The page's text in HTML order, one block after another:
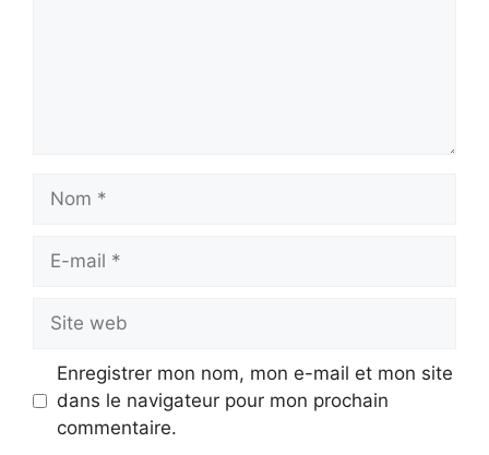
Nom
Site
web
Enregistrer mon nom, mon e-mail et mon site
dans le navigateur pour mon prochain
commentaire.